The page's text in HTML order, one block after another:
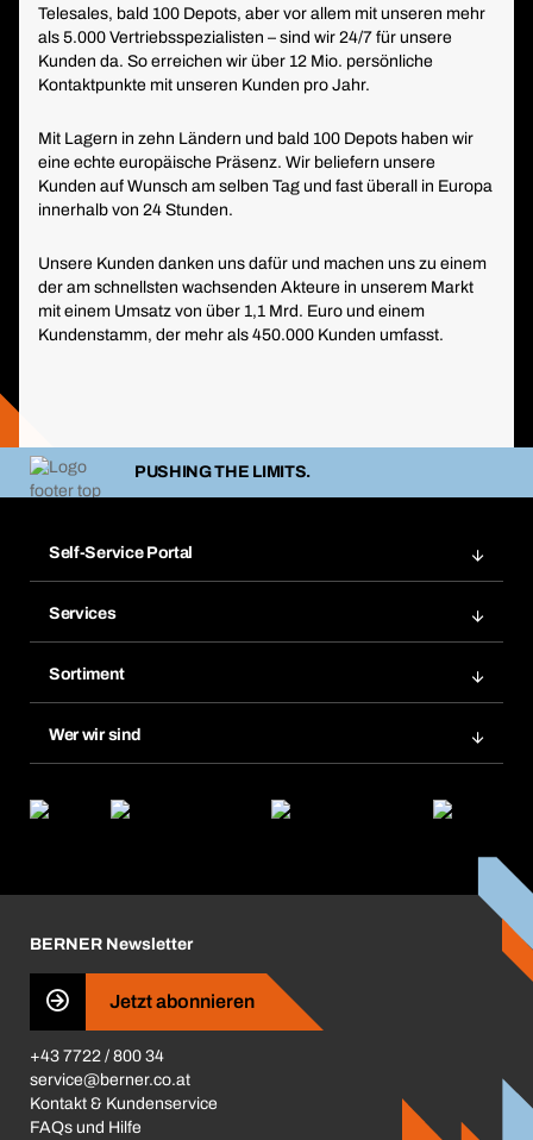
Telesales, bald 100 Depots, aber vor allem mit unseren mehr
als 5.000 Vertriebsspezialisten – sind wir 24/7 für unsere
Kunden da. So erreichen wir über 12 Mio. persönliche
Kontaktpunkte mit unseren Kunden pro Jahr.
Mit Lagern in zehn Ländern und bald 100 Depots haben wir
eine echte europäische Präsenz. Wir beliefern unsere
Kunden auf Wunsch am selben Tag und fast überall in Europa
innerhalb von 24 Stunden.
Unsere Kunden danken uns dafür und machen uns zu einem
der am schnellsten wachsenden Akteure in unserem Markt
mit einem Umsatz von über 1,1 Mrd. Euro und einem
Kundenstamm, der mehr als 450.000 Kunden umfasst.​
PUSHING THE LIMITS.
Self-Service Portal
Merklisten
Nachbestellungen
Abo-Funktion
Services
Chemical Safety Management
eProcurement
Produktfinder
Sortiment
Wer wir sind
Was uns antreibt
Business Conduct
BERNER Newsletter
Jetzt abonnieren
+43 7722 / 800 34
service@berner.co.at
Kontakt & Kundenservice
FAQs und Hilfe